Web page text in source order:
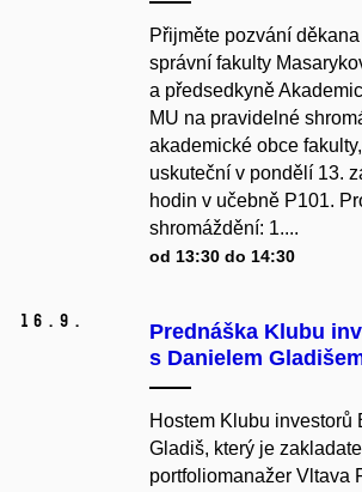
Přijměte pozvání
správní fakulty
a předsedkyně
MU na pravidelné
akademické obce
uskuteční v pondělí 13.
hodin v učebně P101.
shromáždění: 1....
od 13:30 do 14:30
16. 9.
Prednáška Klubu
s Danielem
Hostem Klubu investorů
Gladiš, který je
portfoliomanažer Vltava